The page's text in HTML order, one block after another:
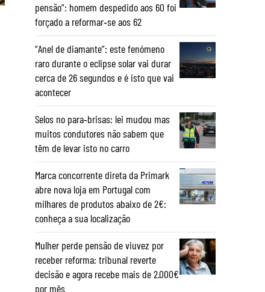
pensão”: homem despedido aos 60 foi
forçado a reformar‑se aos 62
“Anel de diamante”: este fenómeno
raro durante o eclipse solar vai durar
cerca de 26 segundos e é isto que vai
acontecer
Selos no para‑brisas: lei mudou mas
muitos condutores não sabem que
têm de levar isto no carro
Marca concorrente direta da Primark
abre nova loja em Portugal com
milhares de produtos abaixo de 2€:
conheça a sua localização
Mulher perde pensão de viuvez por
receber reforma: tribunal reverte
decisão e agora recebe mais de 2.000€
por mês